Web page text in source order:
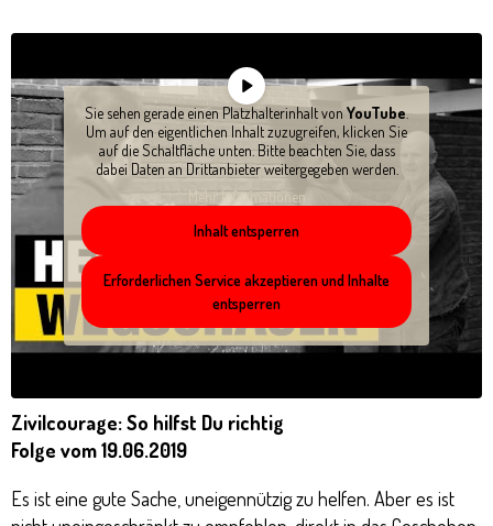
Sie sehen gerade einen Platzhalterinhalt von YouTube.
Um auf den eigentlichen Inhalt zuzugreifen, klicken Sie
auf die Schaltfläche unten. Bitte beachten Sie, dass
dabei Daten an Drittanbieter weitergegeben werden.
Mehr Informationen
Inhalt entsperren
Erforderlichen Service akzeptieren und Inhalte
entsperren
Zivilcourage: So hilfst Du richtig
Folge vom 19.06.2019
Es ist eine gute Sache, uneigennützig zu helfen. Aber es ist